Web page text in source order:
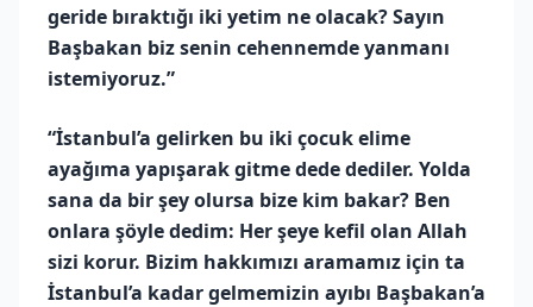
geride bıraktığı iki yetim ne olacak? Sayın
Başbakan biz senin cehennemde yanmanı
istemiyoruz.”
“İstanbul’a gelirken bu iki çocuk elime
ayağıma yapışarak gitme dede dediler. Yolda
sana da bir şey olursa bize kim bakar? Ben
onlara şöyle dedim: Her şeye kefil olan Allah
sizi korur. Bizim hakkımızı aramamız için ta
İstanbul’a kadar gelmemizin ayıbı Başbakan’a